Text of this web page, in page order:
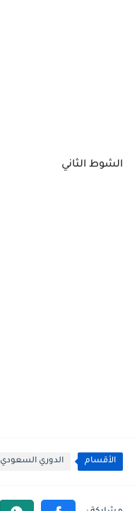
الشوط الثاني
الأقسام الدوري السعودي 2023/2024